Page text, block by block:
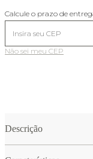
Calcule o prazo de
Não sei meu CEP
Descrição